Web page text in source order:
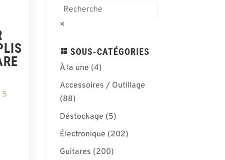
5
×
SOUS-CATÉGORIES
À la une (4)
Accessoires / Outillage
(88)
Déstockage (5)
Électronique (202)
Guitares (200)